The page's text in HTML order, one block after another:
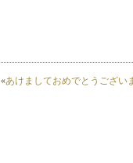
«あけましておめでとうござい